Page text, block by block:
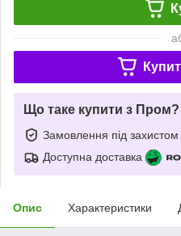
Що таке купити з Пром?
Замовлення під захистом
Доступна доставка
Опис Характеристики